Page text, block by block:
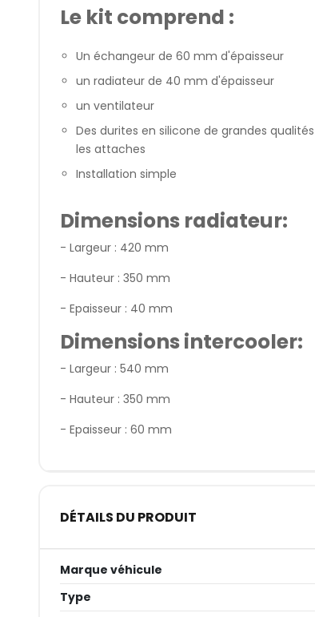
Le kit comprend :
Un échangeur de 60 mm d'épaisseur
un radiateur de 40 mm d'épaisseur
un ventilateur
Des durites en silicone de grandes
les attaches
Installation simple
Dimensions radiateur:
- Largeur : 420 mm
- Hauteur : 350 mm
- Epaisseur : 40 mm
Dimensions intercooler:
- Largeur : 540 mm
- Hauteur : 350 mm
- Epaisseur : 60 mm
DÉTAILS DU PRODUIT
Marque véhicule
Type